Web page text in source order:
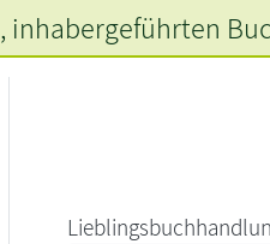
, inhabergeführten